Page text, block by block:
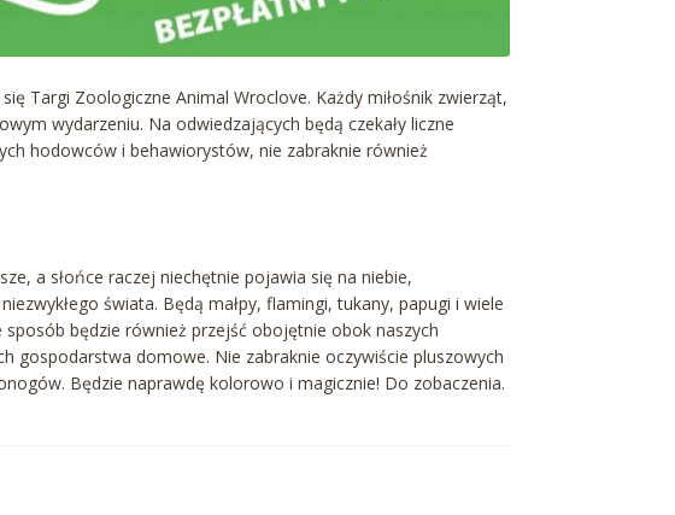
Targi Zoologiczne Animal Wroclove. Każdy miłośnik zwierząt,
wydarzeniu. Na odwiedzających będą czekały liczne
hodowców i behawiorystów, nie zabraknie również
a słońce raczej niechętnie pojawia się na niebie,
świata. Będą małpy, flamingi, tukany, papugi i wiele
będzie również przejść obojętnie obok naszych
gospodarstwa domowe. Nie zabraknie oczywiście pluszowych
Będzie naprawdę kolorowo i magicznie! Do zobaczenia.